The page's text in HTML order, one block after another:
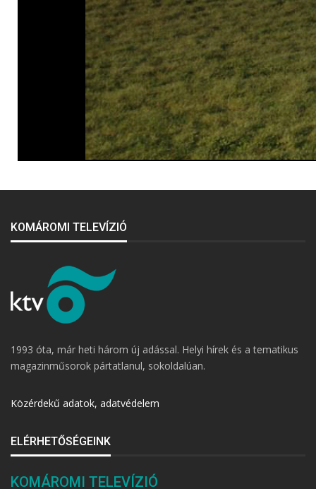
KOMÁROMI TELEVÍZIÓ
1993 óta, már heti három új adással. Helyi hírek és a tematikus
magazinműsorok pártatlanul, sokoldalúan.
Közérdekű adatok, adatvédelem
ELÉRHETŐSÉGEINK
KOMÁROMI TELEVÍZIÓ